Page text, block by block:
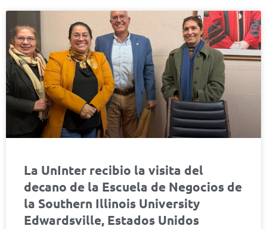
La UnInter recibio la visita del
decano de la Escuela de Negocios de
la Southern Illinois University
Edwardsville, Estados Unidos